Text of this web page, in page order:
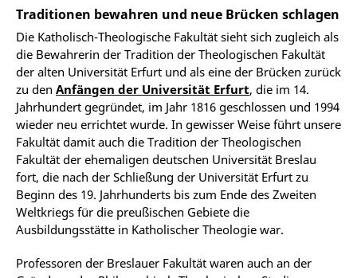
Traditionen bewahren und neue Brücken schlagen
Die Katholisch-Theologische Fakultät sieht sich zugleich als
die Bewahrerin der Tradition der Theologischen Fakultät
der alten Universität Erfurt und als eine der Brücken zurück
zu den Anfängen der Universität Erfurt, die im 14.
Jahrhundert gegründet, im Jahr 1816 geschlossen und 1994
wieder neu errichtet wurde. In gewisser Weise führt unsere
Fakultät damit auch die Tradition der Theologischen
Fakultät der ehemaligen deutschen Universität Breslau
fort, die nach der Schließung der Universität Erfurt zu
Beginn des 19. Jahrhunderts bis zum Ende des Zweiten
Weltkriegs für die preußischen Gebiete die
Ausbildungsstätte in Katholischer Theologie war.
Professoren der Breslauer Fakultät waren auch an der